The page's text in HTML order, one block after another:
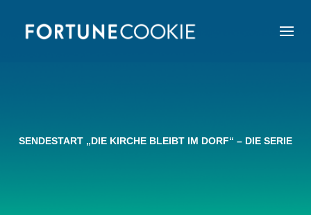
SENDESTART „DIE KIRCHE BLEIBT IM DORF“ – DIE SERIE